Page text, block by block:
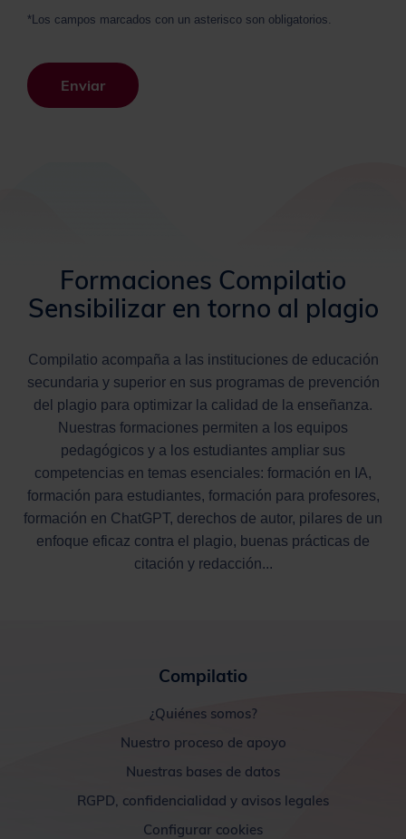
*Los campos marcados con un asterisco son obligatorios.
Enviar
Formaciones Compilatio
Sensibilizar en torno al plagio
Compilatio acompaña a las instituciones de educación
secundaria y superior en sus programas de prevención
del plagio para optimizar la calidad de la enseñanza.
Nuestras formaciones permiten a los equipos
pedagógicos y a los estudiantes ampliar sus
competencias en temas esenciales: formación en IA,
formación para estudiantes, formación para profesores,
formación en ChatGPT, derechos de autor, pilares de un
enfoque eficaz contra el plagio, buenas prácticas de
citación y redacción...
Compilatio
¿Quiénes somos?
Nuestro proceso de apoyo
Nuestras bases de datos
RGPD, confidencialidad y avisos legales
Configurar cookies